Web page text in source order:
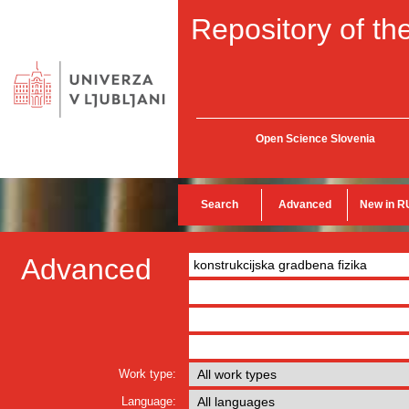
Repository of
Open Science Slovenia
Search Advanced New in
Advanced
Work type:
Language: